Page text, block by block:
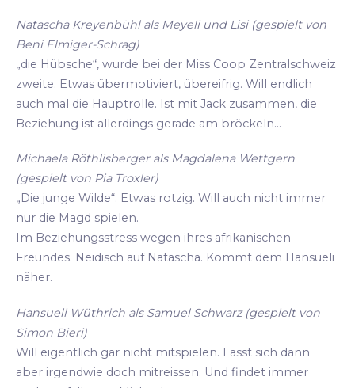
Natascha Kreyenbühl als Meyeli und Lisi (gespielt von
Beni Elmiger-Schrag)
„die Hübsche“, wurde bei der Miss Coop Zentralschweiz
zweite. Etwas übermotiviert, übereifrig. Will endlich
auch mal die Hauptrolle. Ist mit Jack zusammen, die
Beziehung ist allerdings gerade am bröckeln...
Michaela Röthlisberger als Magdalena Wettgern
(gespielt von Pia Troxler)
„Die junge Wilde“. Etwas rotzig. Will auch nicht immer
nur die Magd spielen.
Im Beziehungsstress wegen ihres afrikanischen
Freundes. Neidisch auf Natascha. Kommt dem Hansueli
näher.
Hansueli Wüthrich als Samuel Schwarz (gespielt von
Simon Bieri)
Will eigentlich gar nicht mitspielen. Lässt sich dann
aber irgendwie doch mitreissen. Und findet immer